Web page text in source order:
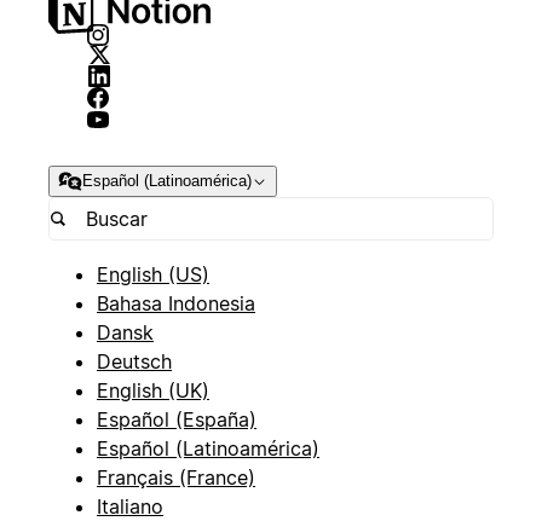
Español (Latinoamérica)
English (US)
Bahasa Indonesia
Dansk
Deutsch
English (UK)
Español (España)
Español (Latinoamérica)
Français (France)
Italiano